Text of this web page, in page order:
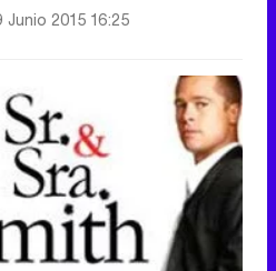
Junio 2015 16:25